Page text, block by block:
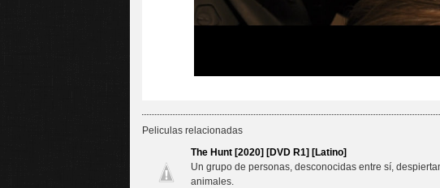
Peliculas relacionadas
The Hunt [2020] [DVD R1] [Latino]
Un grupo de personas, desconocidas entre sí,
animales.